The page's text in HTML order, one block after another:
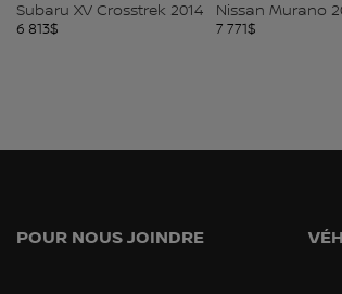
Subaru XV Crosstrek 2014
6 813$
Nissan Murano
7 771$
POUR NOUS JOINDRE